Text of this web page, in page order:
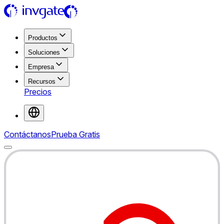
Productos
Soluciones
Empresa
Recursos
Precios
ContáctanosPrueba Gratis